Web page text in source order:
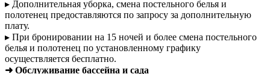
▸ Дополнительная уборка, смена постельного белья и
полотенец предоставляются по запросу за дополнительную
плату.
▸ При бронировании на 15 ночей и более смена постельного
белья и полотенец по установленному графику
осуществляется бесплатно.
➜ Обслуживание бассейна и сада